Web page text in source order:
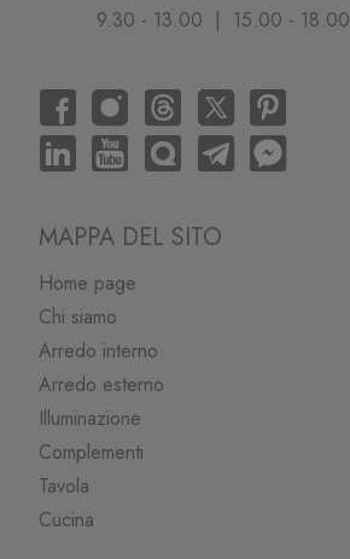
9.30 - 13.00 | 15.00 - 18.00
MAPPA DEL SITO
Home page
Chi siamo
Arredo interno
Arredo esterno
Illuminazione
Complementi
Tavola
Cucina